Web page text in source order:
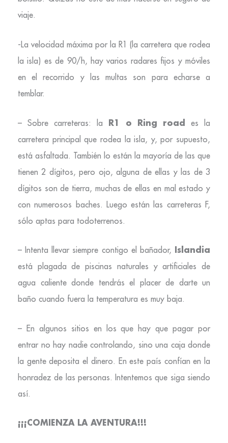
viaje.
-La velocidad máxima por la R1 (la carretera que rodea
la isla) es de 90/h, hay varios radares fijos y móviles
en el recorrido y las multas son para echarse a
temblar.
– Sobre carreteras: la R1 o Ring road es la
carretera principal que rodea la isla, y, por supuesto,
está asfaltada. También lo están la mayoría de las que
tienen 2 dígitos, pero ojo, alguna de ellas y las de 3
dígitos son de tierra, muchas de ellas en mal estado y
con numerosos baches. Luego están las carreteras F,
sólo aptas para todoterrenos.
– Intenta llevar siempre contigo el bañador, Islandia
está plagada de piscinas naturales y artificiales de
agua caliente donde tendrás el placer de darte un
baño cuando fuera la temperatura es muy baja.
– En algunos sitios en los que hay que pagar por
entrar no hay nadie controlando, sino una caja donde
la gente deposita el dinero. En este país confían en la
honradez de las personas. Intentemos que siga siendo
así.
¡¡¡COMIENZA LA AVENTURA!!!